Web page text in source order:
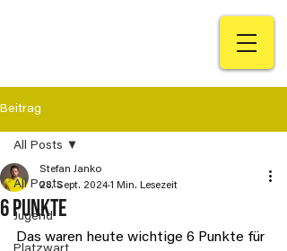
Beitrag
All Posts
Jugend
All Posts
6 Punkte
Stefan Janko
28. Sept. 2024 1 Min. Lesezeit
Das waren heute wichtige 6 Punkte für